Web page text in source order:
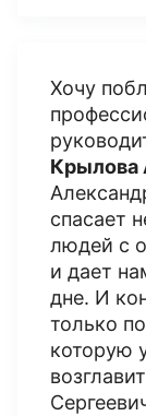
Хочу
Крылова
спасает
людей с
и дает
дне. И
только
которую